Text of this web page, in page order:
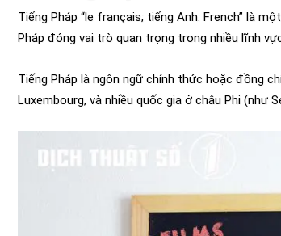
Tiếng Pháp “le français; tiếng Anh: French” là
Pháp đóng vai trò quan trọng trong nhiều lĩnh
Tiếng Pháp là ngôn ngữ chính thức hoặc đồng
Luxembourg, và nhiều quốc gia ở châu Phi (như